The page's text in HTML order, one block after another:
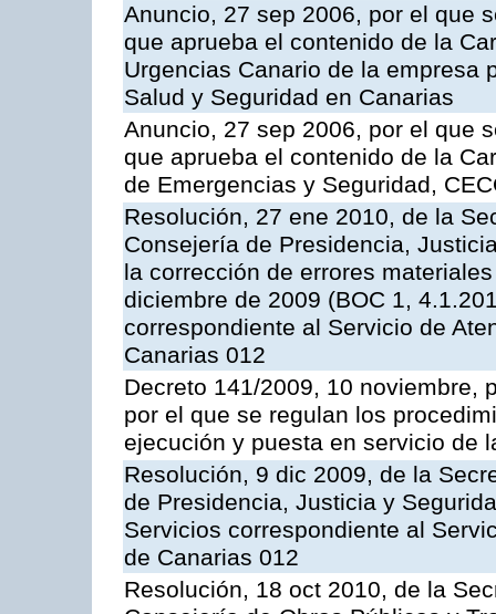
Anuncio, 27 sep 2006, por el que
que aprueba el contenido de la
Urgencias Canario de la empresa
Salud y Seguridad en Canarias
Anuncio, 27 sep 2006, por el que
que aprueba el contenido de la
de Emergencias y Seguridad,
Resolución, 27 ene 2010, de la
Consejería de Presidencia,
la corrección de errores
diciembre de 2009 (BOC 1,
correspondiente al Servicio de
Canarias 012
Decreto 141/2009, 10 noviembre,
por el que se regulan los
ejecución y puesta en servicio de
Resolución, 9 dic 2009, de la
de Presidencia, Justicia y
Servicios correspondiente al
de Canarias 012
Resolución, 18 oct 2010, de la